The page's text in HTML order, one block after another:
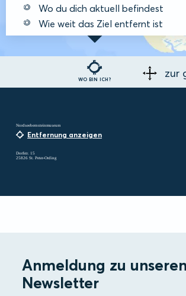
WO BIN ICH?
Wo du dich aktuell befindest
Wie weit das Ziel entfernt ist
zur
Nordseebernsteinmuseum
Entfernung anzeigen
Dorfstr. 15
25826 St. Peter-Ording
Anmeldung zu
Newsletter